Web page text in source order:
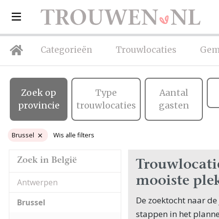
Categorieën Trouwlocaties
Zoek op
provincie
Type
trouwlocaties
Aantal
gasten
Brussel Wis alle filters
Zoek in België
Antwerpen
Brussel
mooiste
De zoektocht naar
stappen in het